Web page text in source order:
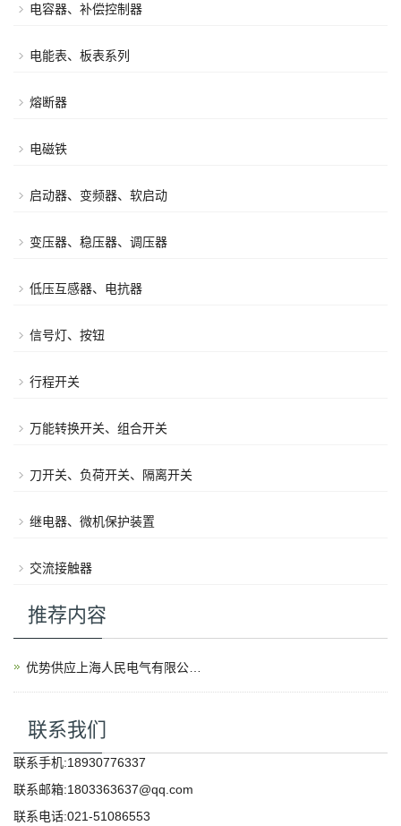
电容器、补偿控制器
电能表、板表系列
熔断器
电磁铁
启动器、变频器、软启动
变压器、稳压器、调压器
低压互感器、电抗器
信号灯、按钮
行程开关
万能转换开关、组合开关
刀开关、负荷开关、隔离开关
继电器、微机保护装置
交流接触器
推荐内容
联系我们
联系手机:18930776337
联系邮箱:1803363637@qq.com
联系电话:021-51086553